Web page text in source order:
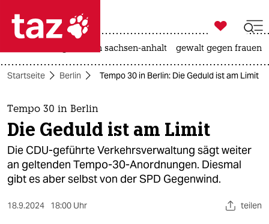
 taz zahl ich
taz zahl ich
themen
politik
öko
gesellschaft

taz zahl ich
landtagswahl in sachsen-anhalt gewalt gegen frauen
Startseite Berlin Tempo 30 in Berlin: Die Geduld ist am Limit
Tempo 30 in Berlin
Die Geduld ist am Limit
Die CDU-geführte Verkehrsverwaltung sägt weiter
an geltenden Tempo-30-Anordnungen. Diesmal
gibt es aber selbst von der SPD Gegenwind.
18.9.2024 18:00 Uhr teilen